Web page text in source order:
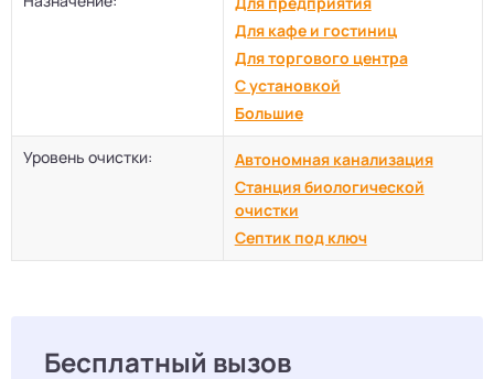
Для кафе и гостиниц
Для торгового центра
С установкой
Большие
Уровень очистки:
Автономная канализация
Станция биологической
очистки
Септик под ключ
Бесплатный вызов